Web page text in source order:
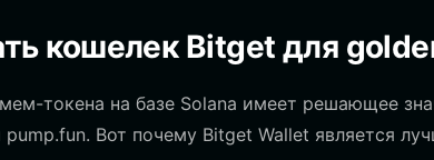
кошелек Bitget для
токена на базе Solana имеет решающее
Вот почему Bitget Wallet является